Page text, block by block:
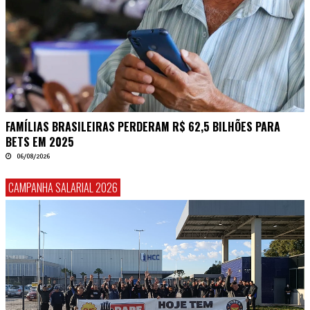
FAMÍLIAS BRASILEIRAS PERDERAM R$ 62,5 BILHÕES PARA
BETS EM 2025
06/08/2026
CAMPANHA SALARIAL 2026